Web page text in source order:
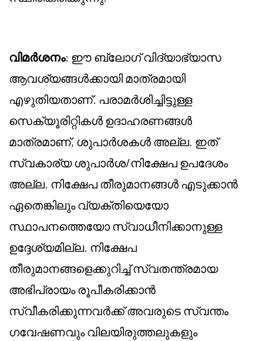
വിമർശനം: ഈ ബ്ലോഗ് വിദ്യാഭ്യാസ
ആവശ്യങ്ങൾക്കായി മാത്രമായി
എഴുതിയതാണ്. പരാമർശിച്ചിട്ടുള്ള
സെക്യൂരിറ്റികൾ ഉദാഹരണങ്ങൾ
മാത്രമാണ്, ശുപാർശകൾ അല്ല. ഇത്
സ്വകാര്യ ശുപാർശ/നിക്ഷേപ ഉപദേശം
അല്ല. നിക്ഷേപ തീരുമാനങ്ങൾ എടുക്കാൻ
ഏതെങ്കിലും വ്യക്തിയെയോ
സ്ഥാപനത്തെയോ സ്വാധീനിക്കാനുള്ള
ഉദ്ദേശ്യമില്ല. നിക്ഷേപ
തീരുമാനങ്ങളെക്കുറിച്ച് സ്വതന്ത്രമായ
അഭിപ്രായം രൂപീകരിക്കാൻ
സ്വീകരിക്കുന്നവർക്ക് അവരുടെ സ്വന്തം
ഗവേഷണവും വിലയിരുത്തലുകളും